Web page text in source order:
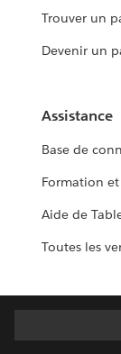
Trouver un
Devenir un
Assistance
Base de
Formation
Aide de
Toutes les